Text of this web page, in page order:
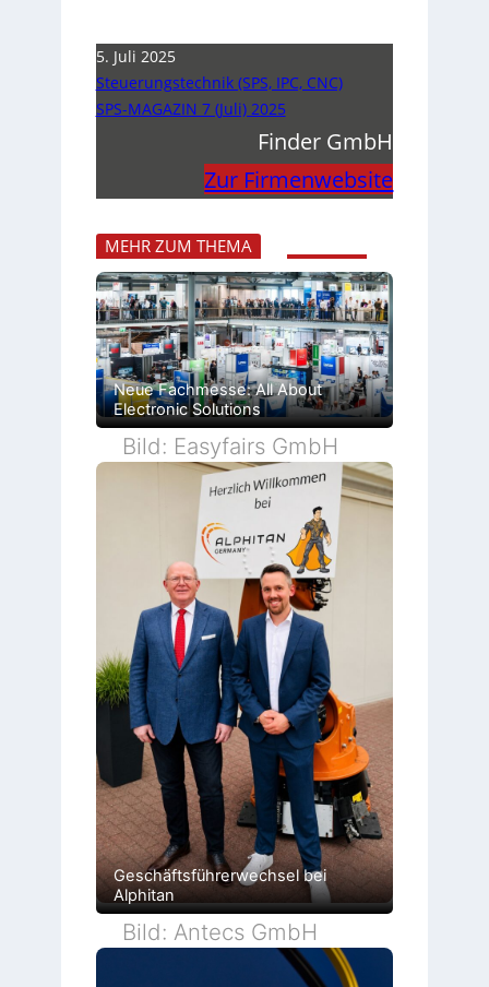
5. Juli 2025
Steuerungstechnik (SPS, IPC, CNC)
SPS-MAGAZIN 7 (Juli) 2025
Finder GmbH
Zur Firmenwebsite
MEHR ZUM THEMA
Neue Fachmesse: All About
Electronic Solutions
Bild: Easyfairs GmbH
Geschäftsführerwechsel bei
Alphitan
Bild: Antecs GmbH